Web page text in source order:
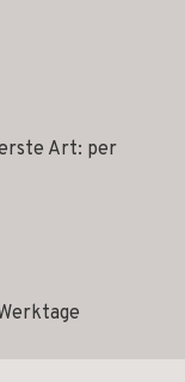
Art: per